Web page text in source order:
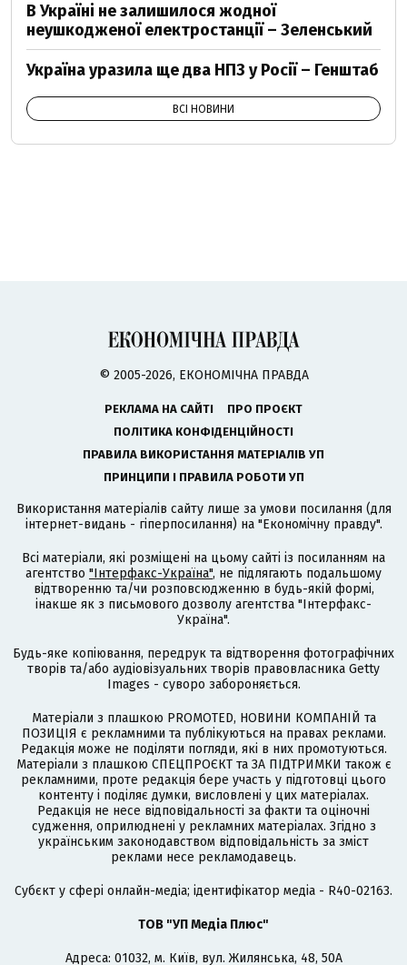
В Україні не залишилося жодної
неушкодженої електростанції – Зеленський
Україна уразила ще два НПЗ у Росії – Генштаб
ВСІ НОВИНИ
© 2005-2026, ЕКОНОМІЧНА ПРАВДА
РЕКЛАМА НА САЙТІ
ПРО ПРОЄКТ
ПОЛІТИКА КОНФІДЕНЦІЙНОСТІ
ПРАВИЛА ВИКОРИСТАННЯ МАТЕРІАЛІВ УП
ПРИНЦИПИ І ПРАВИЛА РОБОТИ УП
Використання матеріалів сайту лише за умови посилання (для
інтернет-видань - гіперпосилання) на "Економічну правду".
Всі матеріали, які розміщені на цьому сайті із посиланням на
агентство "Інтерфакс-Україна", не підлягають подальшому
відтворенню та/чи розповсюдженню в будь-якій формі,
інакше як з письмового дозволу агентства "Інтерфакс-
Україна".
Будь-яке копіювання, передрук та відтворення фотографічних
творів та/або аудіовізуальних творів правовласника Getty
Images - суворо забороняється.
Матеріали з плашкою PROMOTED, НОВИНИ КОМПАНІЙ та
ПОЗИЦІЯ є рекламними та публікуються на правах реклами.
Редакція може не поділяти погляди, які в них промотуються.
Матеріали з плашкою СПЕЦПРОЄКТ та ЗА ПІДТРИМКИ також є
рекламними, проте редакція бере участь у підготовці цього
контенту і поділяє думки, висловлені у цих матеріалах.
Редакція не несе відповідальності за факти та оціночні
судження, оприлюднені у рекламних матеріалах. Згідно з
українським законодавством відповідальність за зміст
реклами несе рекламодавець.
Cубєкт у сфері онлайн-медіа; ідентифікатор медіа - R40-02163.
ТОВ "УП Медіа Плюс"
Адреса: 01032, м. Київ, вул. Жилянська, 48, 50А